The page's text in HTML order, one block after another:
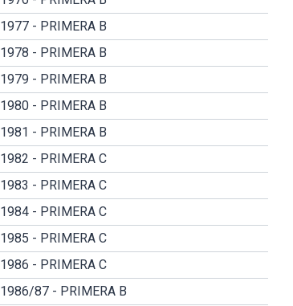
1977 - PRIMERA B
1978 - PRIMERA B
1979 - PRIMERA B
1980 - PRIMERA B
1981 - PRIMERA B
1982 - PRIMERA C
1983 - PRIMERA C
1984 - PRIMERA C
1985 - PRIMERA C
1986 - PRIMERA C
1986/87 - PRIMERA B